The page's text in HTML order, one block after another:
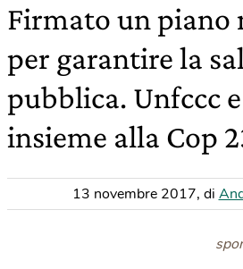
Firmato un piano
per garantire la
pubblica. Unfccc
insieme alla Cop
13 novembre 2017, di